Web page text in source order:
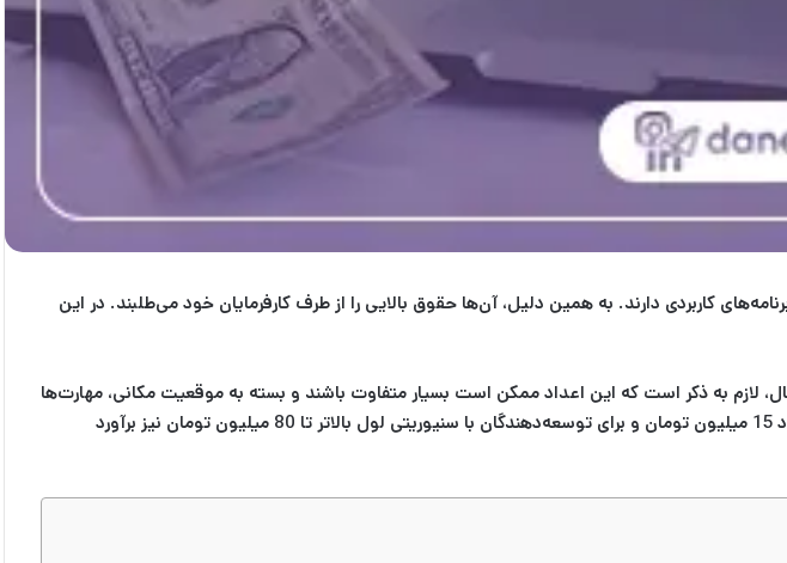
کاربردی دارند. به همین دلیل، آن‌ها حقوق بالایی را از طرف کارفرمایان خود می‌طلبند. در این
متحده در سال حدود ۱۰۷ هزار دلار درآمد دارد. با این حال، لازم به ذکر است که این اعداد ممکن است بسیار متفاوت باشند و بسته به موقعیت مکانی، مهارت‌ها
درآمد برنامه‌نویسی بک‌اند در ایران برای برنامه‌نویسان جونیور حدود 15 میلیون تومان و برای توسعه‌دهندگان با سنیوریتی لول بالا‌تر تا 80 میلیون تومان نیز برآورد